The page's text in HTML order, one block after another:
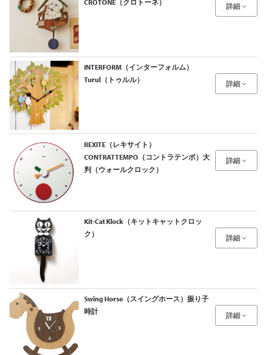
CROTONE（クロトーネ）
詳細
INTERFORM（インターフォルム）
Turul（トゥルル）
詳細
REXITE（レキサイト）
CONTRATTEMPO（コントラテンポ）大
判（ウォールクロック）
詳細
Kit-Cat Klock（キットキャットクロッ
ク）
詳細
Swing Horse（スイングホース）振り子
時計
詳細